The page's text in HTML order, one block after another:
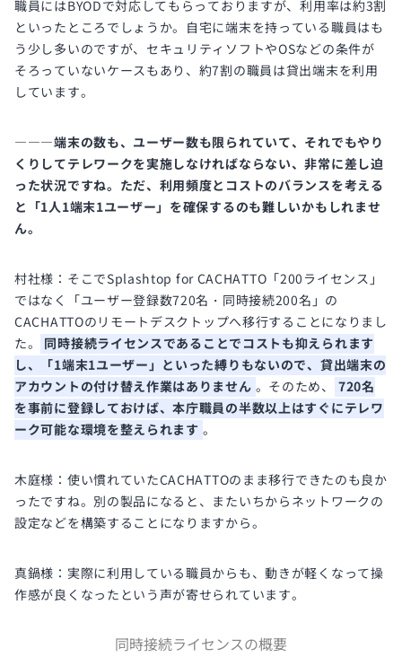
職員にはBYODで対応してもらっておりますが、利用率は約3割
といったところでしょうか。自宅に端末を持っている職員はも
う少し多いのですが、セキュリティソフトやOSなどの条件が
そろっていないケースもあり、約7割の職員は貸出端末を利用
しています。
―――端末の数も、ユーザー数も限られていて、それでもやり
くりしてテレワークを実施しなければならない、非常に差し迫
った状況ですね。ただ、利用頻度とコストのバランスを考える
と「1人1端末1ユーザー」を確保するのも難しいかもしれませ
ん。
村社様：そこでSplashtop for CACHATTO「200ライセンス」
ではなく「ユーザー登録数720名・同時接続200名」の
CACHATTOのリモートデスクトップへ移行することになりまし
た。
同時接続ライセンスであることでコストも抑えられます
し、「1端末1ユーザー」といった縛りもないので、貸出端末の
アカウントの付け替え作業はありません 。そのため、
720名
を事前に登録しておけば、本庁職員の半数以上はすぐにテレワ
ーク可能な環境を整えられます 。
木庭様：使い慣れていたCACHATTOのまま移行できたのも良か
ったですね。別の製品になると、またいちからネットワークの
設定などを構築することになりますから。
真鍋様：実際に利用している職員からも、動きが軽くなって操
作感が良くなったという声が寄せられています。
同時接続ライセンスの概要